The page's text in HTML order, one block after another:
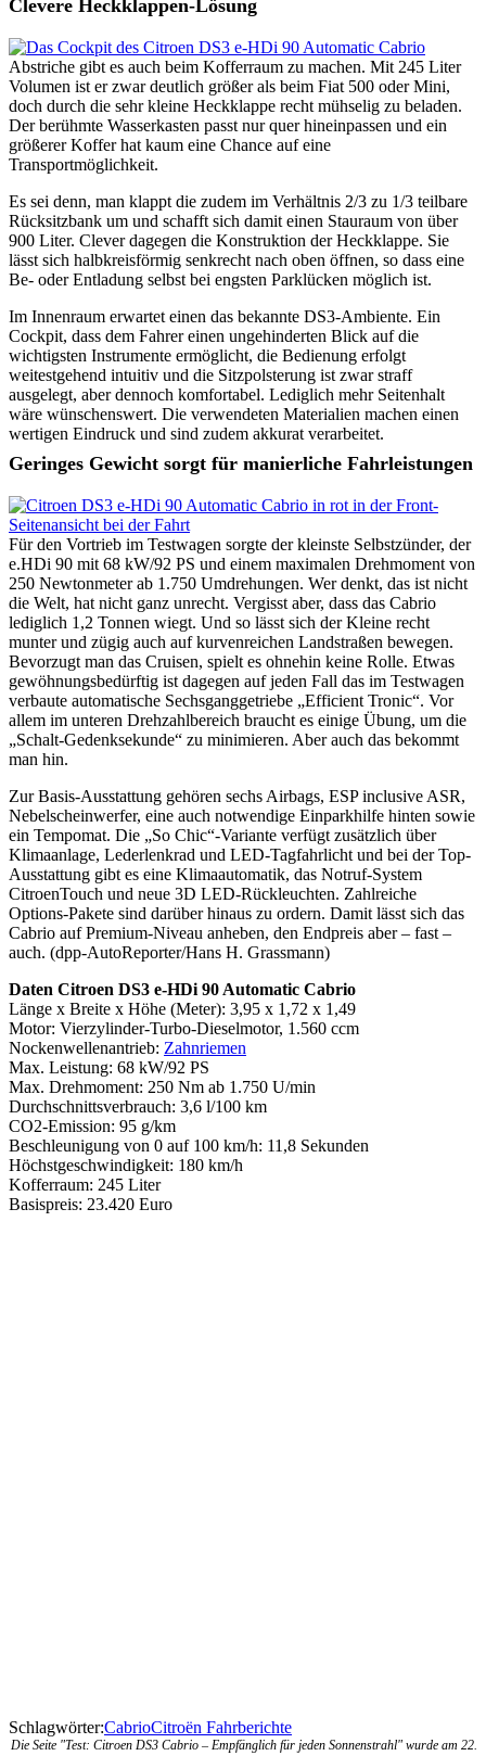
Clevere Heckklappen-Lösung
Abstriche gibt es auch beim Kofferraum zu machen. Mit 245 Liter
Volumen ist er zwar deutlich größer als beim Fiat 500 oder Mini,
doch durch die sehr kleine Heckklappe recht mühselig zu beladen.
Der berühmte Wasserkasten passt nur quer hineinpassen und ein
größerer Koffer hat kaum eine Chance auf eine
Transportmöglichkeit.
Es sei denn, man klappt die zudem im Verhältnis 2/3 zu 1/3 teilbare
Rücksitzbank um und schafft sich damit einen Stauraum von über
900 Liter. Clever dagegen die Konstruktion der Heckklappe. Sie
lässt sich halbkreisförmig senkrecht nach oben öffnen, so dass eine
Be- oder Entladung selbst bei engsten Parklücken möglich ist.
Im Innenraum erwartet einen das bekannte DS3-Ambiente. Ein
Cockpit, dass dem Fahrer einen ungehinderten Blick auf die
wichtigsten Instrumente ermöglicht, die Bedienung erfolgt
weitestgehend intuitiv und die Sitzpolsterung ist zwar straff
ausgelegt, aber dennoch komfortabel. Lediglich mehr Seitenhalt
wäre wünschenswert. Die verwendeten Materialien machen einen
wertigen Eindruck und sind zudem akkurat verarbeitet.
Geringes Gewicht sorgt für manierliche Fahrleistungen
Für den Vortrieb im Testwagen sorgte der kleinste Selbstzünder, der
e.HDi 90 mit 68 kW/92 PS und einem maximalen Drehmoment von
250 Newtonmeter ab 1.750 Umdrehungen. Wer denkt, das ist nicht
die Welt, hat nicht ganz unrecht. Vergisst aber, dass das Cabrio
lediglich 1,2 Tonnen wiegt. Und so lässt sich der Kleine recht
munter und zügig auch auf kurvenreichen Landstraßen bewegen.
Bevorzugt man das Cruisen, spielt es ohnehin keine Rolle. Etwas
gewöhnungsbedürftig ist dagegen auf jeden Fall das im Testwagen
verbaute automatische Sechsganggetriebe „Efficient Tronic“. Vor
allem im unteren Drehzahlbereich braucht es einige Übung, um die
„Schalt-Gedenksekunde“ zu minimieren. Aber auch das bekommt
man hin.
Zur Basis-Ausstattung gehören sechs Airbags, ESP inclusive ASR,
Nebelscheinwerfer, eine auch notwendige Einparkhilfe hinten sowie
ein Tempomat. Die „So Chic“-Variante verfügt zusätzlich über
Klimaanlage, Lederlenkrad und LED-Tagfahrlicht und bei der Top-
Ausstattung gibt es eine Klimaautomatik, das Notruf-System
CitroenTouch und neue 3D LED-Rückleuchten. Zahlreiche
Options-Pakete sind darüber hinaus zu ordern. Damit lässt sich das
Cabrio auf Premium-Niveau anheben, den Endpreis aber – fast –
auch. (dpp-AutoReporter/Hans H. Grassmann)
Daten Citroen DS3 e-HDi 90 Automatic Cabrio
Länge x Breite x Höhe (Meter): 3,95 x 1,72 x 1,49
Motor: Vierzylinder-Turbo-Dieselmotor, 1.560 ccm
Nockenwellenantrieb: Zahnriemen
Max. Leistung: 68 kW/92 PS
Max. Drehmoment: 250 Nm ab 1.750 U/min
Durchschnittsverbrauch: 3,6 l/100 km
CO2-Emission: 95 g/km
Beschleunigung von 0 auf 100 km/h: 11,8 Sekunden
Höchstgeschwindigkeit: 180 km/h
Kofferraum: 245 Liter
Basispreis: 23.420 Euro
Schlagwörter:CabrioCitroën Fahrberichte
Die Seite "Test: Citroen DS3 Cabrio – Empfänglich für jeden Sonnenstrahl" wurde am 22.